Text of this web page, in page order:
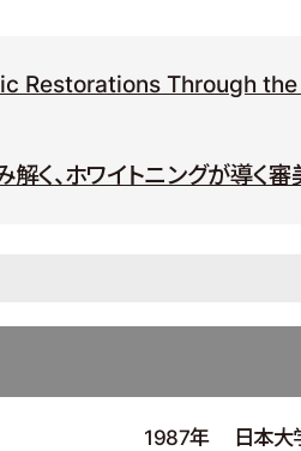
Restorations Through
く、ホワイトニングが導く
1987年 日本大